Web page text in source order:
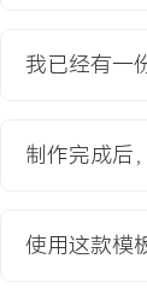
1.平台成功上
满意度达XX分。
4.项目成为公
我已经有一
制作完成后
使用这款模